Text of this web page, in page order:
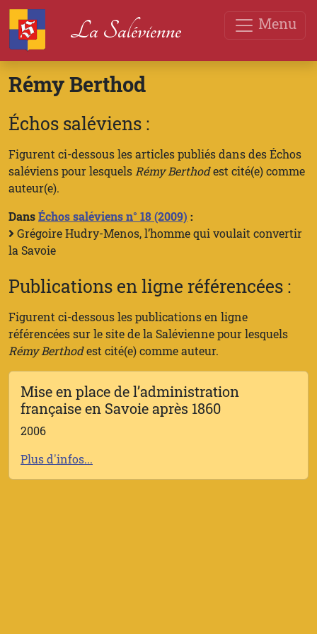
Menu
La Salévienne
Rémy Berthod
Échos saléviens :
Figurent ci-dessous les articles publiés dans des Échos
saléviens pour lesquels Rémy Berthodest cité(e) comme
auteur(e).
DansÉchos saléviens n° 18 (2009) :
Grégoire Hudry-Menos, l’homme qui voulait convertir
la Savoie
Publications en ligne référencées :
Figurent ci-dessous les publications en ligne
référencées sur le site de la Salévienne pour lesquels
Rémy Berthodest cité(e) comme auteur.
Mise en place de l’administration
française en Savoie après 1860
2006
Plus d'infos...